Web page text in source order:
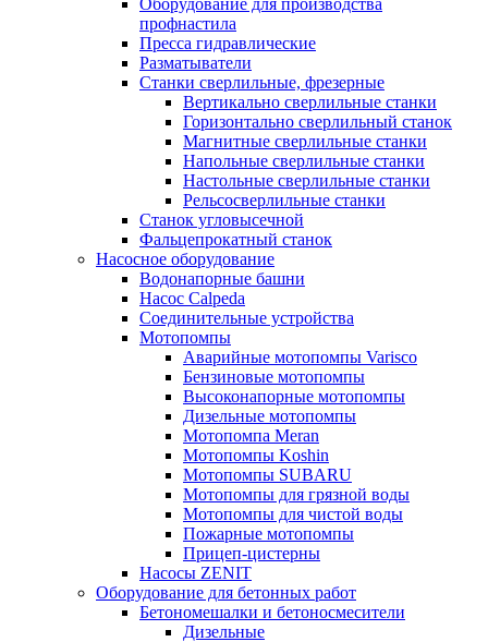
Оборудование для производства
профнастила
Пресса гидравлические
Разматыватели
Станки сверлильные, фрезерные
Вертикально сверлильные станки
Горизонтально сверлильный станок
Магнитные сверлильные станки
Напольные сверлильные станки
Настольные сверлильные станки
Рельсосверлильные станки
Станок угловысечной
Фальцепрокатный станок
Насосное оборудование
Водонапорные башни
Насос Calpeda
Соединительные устройства
Мотопомпы
Аварийные мотопомпы Varisco
Бензиновые мотопомпы
Высоконапорные мотопомпы
Дизельные мотопомпы
Мотопомпа Meran
Мотопомпы Koshin
Мотопомпы SUBARU
Мотопомпы для грязной воды
Мотопомпы для чистой воды
Пожарные мотопомпы
Прицеп-цистерны
Насосы ZENIT
Оборудование для бетонных работ
Бетономешалки и бетоносмесители
Дизельные